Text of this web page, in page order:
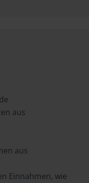
aus
aus
Einnahmen, wie